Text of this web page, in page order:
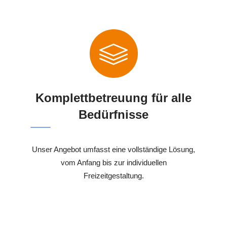
Komplettbetreuung für alle
Bedürfnisse
Unser Angebot umfasst eine vollständige Lösung,
vom Anfang bis zur individuellen
Freizeitgestaltung.